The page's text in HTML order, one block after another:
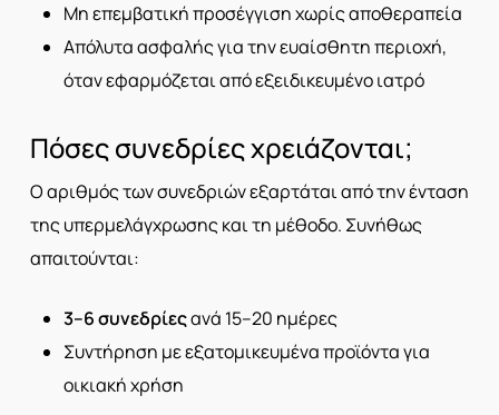
Μη επεμβατική προσέγγιση χωρίς αποθεραπεία
Απόλυτα ασφαλής για την ευαίσθητη περιοχή,
όταν εφαρμόζεται από εξειδικευμένο ιατρό
Πόσες συνεδρίες χρειάζονται;
Ο αριθμός των συνεδριών εξαρτάται από την ένταση
της υπερμελάγχρωσης και τη μέθοδο. Συνήθως
απαιτούνται:
3–6 συνεδρίεςανά 15–20 ημέρες
Συντήρηση με εξατομικευμένα προϊόντα για
οικιακή χρήση